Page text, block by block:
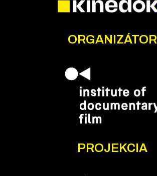
ORGANIZÁTOR
PROJEKCIA